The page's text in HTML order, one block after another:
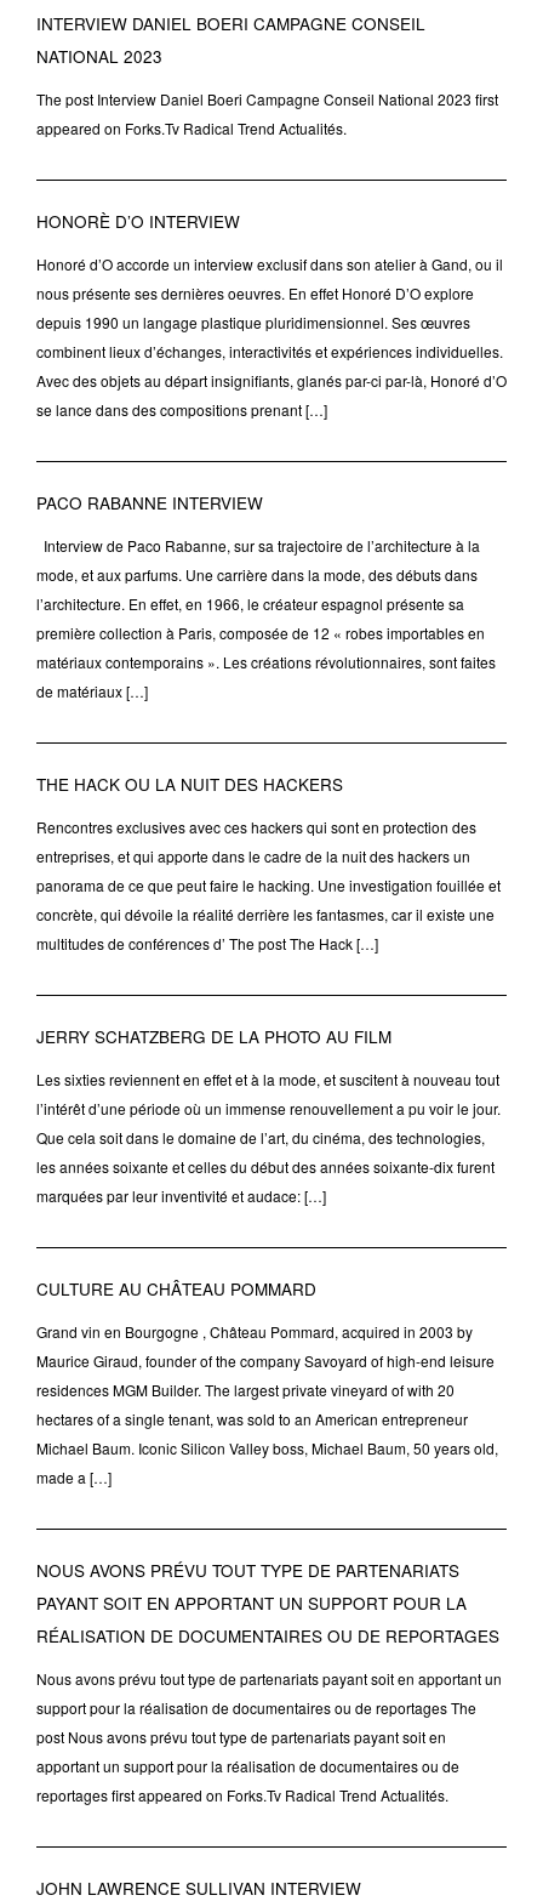
INTERVIEW DANIEL BOERI CAMPAGNE CONSEIL
NATIONAL 2023
The post Interview Daniel Boeri Campagne Conseil National 2023 first
appeared on Forks.Tv Radical Trend Actualités.
HONORÈ D’O INTERVIEW
Honoré d’O accorde un interview exclusif dans son atelier à Gand, ou il
nous présente ses dernières oeuvres. En effet Honoré D’O explore
depuis 1990 un langage plastique pluridimensionnel. Ses œuvres
combinent lieux d’échanges, interactivités et expériences individuelles.
Avec des objets au départ insignifiants, glanés par-ci par-là, Honoré d’O
se lance dans des compositions prenant […]
PACO RABANNE INTERVIEW
Interview de Paco Rabanne, sur sa trajectoire de l’architecture à la
mode, et aux parfums. Une carrière dans la mode, des débuts dans
l’architecture. En effet, en 1966, le créateur espagnol présente sa
première collection à Paris, composée de 12 « robes importables en
matériaux contemporains ». Les créations révolutionnaires, sont faites
de matériaux […]
THE HACK OU LA NUIT DES HACKERS
Rencontres exclusives avec ces hackers qui sont en protection des
entreprises, et qui apporte dans le cadre de la nuit des hackers un
panorama de ce que peut faire le hacking. Une investigation fouillée et
concrète, qui dévoile la réalité derrière les fantasmes, car il existe une
multitudes de conférences d’ The post The Hack […]
JERRY SCHATZBERG DE LA PHOTO AU FILM
Les sixties reviennent en effet et à la mode, et suscitent à nouveau tout
l’intérêt d’une période où un immense renouvellement a pu voir le jour.
Que cela soit dans le domaine de l’art, du cinéma, des technologies,
les années soixante et celles du début des années soixante-dix furent
marquées par leur inventivité et audace: […]
CULTURE AU CHÂTEAU POMMARD
Grand vin en Bourgogne , Château Pommard, acquired in 2003 by
Maurice Giraud, founder of the company Savoyard of high-end leisure
residences MGM Builder. The largest private vineyard of with 20
hectares of a single tenant, was sold to an American entrepreneur
Michael Baum. Iconic Silicon Valley boss, Michael Baum, 50 years old,
made a […]
NOUS AVONS PRÉVU TOUT TYPE DE PARTENARIATS
PAYANT SOIT EN APPORTANT UN SUPPORT POUR LA
RÉALISATION DE DOCUMENTAIRES OU DE REPORTAGES
Nous avons prévu tout type de partenariats payant soit en apportant un
support pour la réalisation de documentaires ou de reportages The
post Nous avons prévu tout type de partenariats payant soit en
apportant un support pour la réalisation de documentaires ou de
reportages first appeared on Forks.Tv Radical Trend Actualités.
JOHN LAWRENCE SULLIVAN INTERVIEW